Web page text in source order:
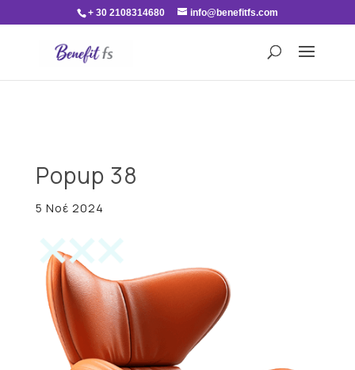
+ 30 2108314680 info@benefitfs.com
Popup 38
5 Νοέ 2024